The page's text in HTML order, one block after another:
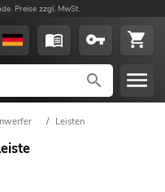
Preise zzgl. MwSt.
/ Leisten